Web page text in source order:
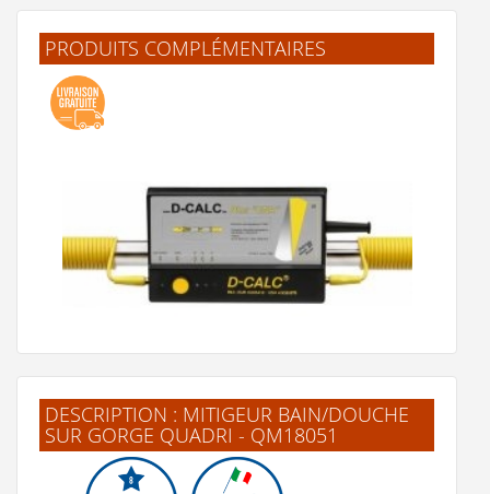
Mitigeur lavabo bec cascade QUADRI - QM22151
Voir le produit
PRODUITS COMPLÉMENTAIRES
Anti-calcaire électronique D-CALC Plus (4-5 personnes
maxi)
DESCRIPTION : MITIGEUR BAIN/DOUCHE
SUR GORGE QUADRI - QM18051